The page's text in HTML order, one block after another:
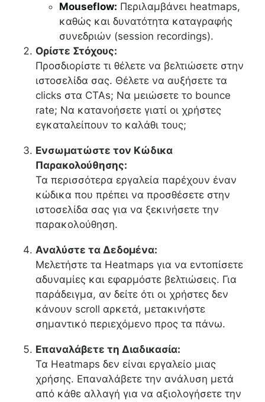
Mouseflow: Περιλαμβάνει heatmaps,
καθώς και δυνατότητα καταγραφής
συνεδριών (session recordings).
Ορίστε Στόχους:
Προσδιορίστε τι θέλετε να βελτιώσετε στην
ιστοσελίδα σας. Θέλετε να αυξήσετε τα
clicks στα CTAs; Να μειώσετε το bounce
rate; Να κατανοήσετε γιατί οι χρήστες
εγκαταλείπουν το καλάθι τους;
Ενσωματώστε τον Κώδικα
Παρακολούθησης:
Τα περισσότερα εργαλεία παρέχουν έναν
κώδικα που πρέπει να προσθέσετε στην
ιστοσελίδα σας για να ξεκινήσετε την
παρακολούθηση.
Αναλύστε τα Δεδομένα:
Μελετήστε τα Heatmaps για να εντοπίσετε
αδυναμίες και εφαρμόστε βελτιώσεις. Για
παράδειγμα, αν δείτε ότι οι χρήστες δεν
κάνουν scroll αρκετά, μετακινήστε
σημαντικό περιεχόμενο προς τα πάνω.
Επαναλάβετε τη Διαδικασία:
Τα Heatmaps δεν είναι εργαλείο μιας
χρήσης. Επαναλάβετε την ανάλυση μετά
από κάθε αλλαγή για να αξιολογήσετε την